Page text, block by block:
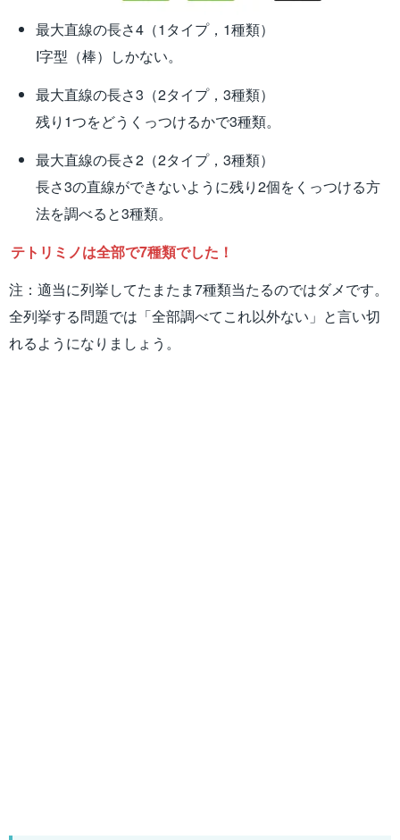
最大直線の長さ4（1タイプ，1種類）
I字型（棒）しかない。
最大直線の長さ3（2タイプ，3種類）
残り1つをどうくっつけるかで3種類。
最大直線の長さ2（2タイプ，3種類）
長さ3の直線ができないように残り2個をくっつける方
法を調べると3種類。
テトリミノは全部で7種類でした！
注：適当に列挙してたまたま7種類当たるのではダメです。
全列挙する問題では「全部調べてこれ以外ない」と言い切
れるようになりましょう。